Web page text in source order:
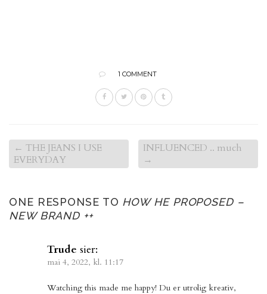
1 COMMENT
← THE JEANS I USE
EVERYDAY
INFLUENCED .. much
→
ONE RESPONSE TO HOW HE PROPOSED –
NEW BRAND ++
Trude sier:
mai 4, 2022, kl. 11:17
Watching this made me happy! Du er utrolig kreativ,